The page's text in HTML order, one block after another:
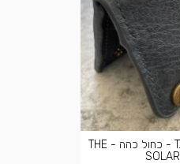
מיני קייס לטבק TAIYOO - כחול כהה - THE